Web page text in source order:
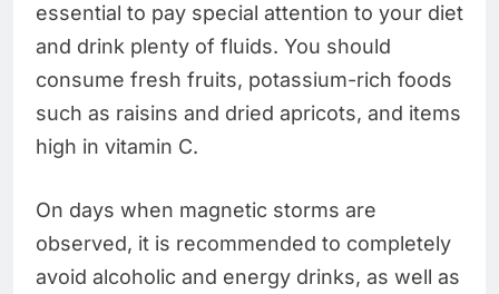
essential to pay special attention to your diet
and drink plenty of fluids. You should
consume fresh fruits, potassium-rich foods
such as raisins and dried apricots, and items
high in vitamin C.
On days when magnetic storms are
observed, it is recommended to completely
avoid alcoholic and energy drinks, as well as